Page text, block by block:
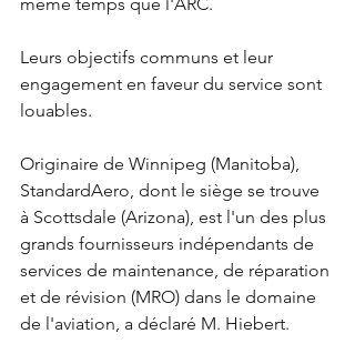
Leurs objectifs communs et leur
engagement en faveur du service sont
louables.
Originaire de Winnipeg (Manitoba),
StandardAero, dont le siège se trouve
à Scottsdale (Arizona), est l'un des plus
grands fournisseurs indépendants de
services de maintenance, de réparation
et de révision (MRO) dans le domaine
de l'aviation, a déclaré M. Hiebert.